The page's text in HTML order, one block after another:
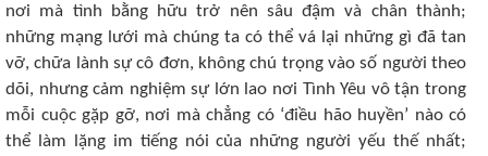
nơi mà tình bằng hữu trở nên sâu đậm và chân thành;
những mạng lưới mà chúng ta có thể vá lại những gì đã tan
vỡ, chữa lành sự cô đơn, không chú trọng vào số người theo
dõi, nhưng cảm nghiệm sự lớn lao nơi Tình Yêu vô tận trong
mỗi cuộc gặp gỡ, nơi mà chẳng có ‘điều hão huyền’ nào có
thể làm lặng im tiếng nói của những người yếu thế nhất;